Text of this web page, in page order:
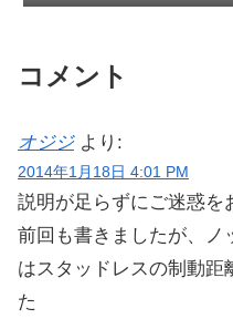
コメント
オジジ より:
2014年1月18日 4:01 PM
説明が足らずにご迷惑を
前回も書きましたが、ノ
はスタッドレスの制動距
た